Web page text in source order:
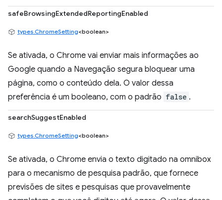
safeBrowsingExtendedReportingEnabled
types.ChromeSetting<boolean>
Se ativada, o Chrome vai enviar mais informações ao
Google quando a Navegação segura bloquear uma
página, como o conteúdo dela. O valor dessa
preferência é um booleano, com o padrão false .
searchSuggestEnabled
types.ChromeSetting<boolean>
Se ativada, o Chrome envia o texto digitado na omnibox
para o mecanismo de pesquisa padrão, que fornece
previsões de sites e pesquisas que provavelmente